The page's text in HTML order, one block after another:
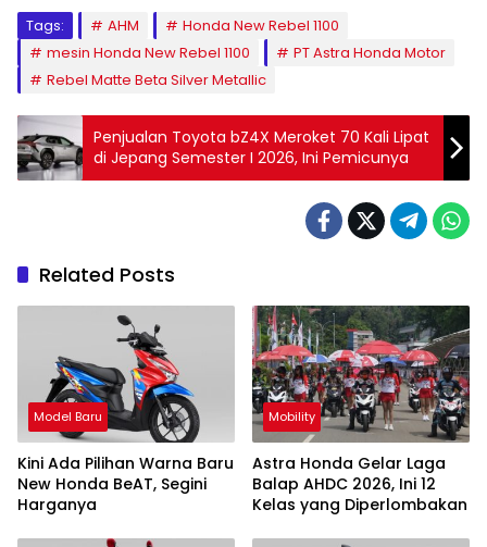
Tags: AHM
Honda New Rebel 1100
mesin Honda New Rebel 1100
PT Astra Honda Motor
Rebel Matte Beta Silver Metallic
Penjualan Toyota bZ4X Meroket 70 Kali Lipat
di Jepang Semester I 2026, Ini Pemicunya
Related Posts
Model Baru
Kini Ada Pilihan Warna Baru
New Honda BeAT, Segini
Harganya
Mobility
Astra Honda Gelar Laga
Balap AHDC 2026, Ini 12
Kelas yang Diperlombakan